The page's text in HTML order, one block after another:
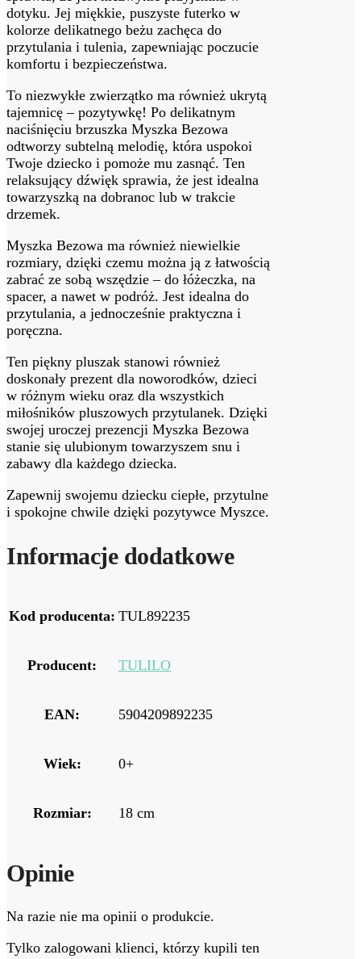
dotyku. Jej miękkie, puszyste futerko w
kolorze delikatnego beżu zachęca do
przytulania i tulenia, zapewniając poczucie
komfortu i bezpieczeństwa.
To niezwykłe zwierzątko ma również ukrytą
tajemnicę – pozytywkę! Po delikatnym
naciśnięciu brzuszka Myszka Bezowa
odtworzy subtelną melodię, która uspokoi
Twoje dziecko i pomoże mu zasnąć. Ten
relaksujący dźwięk sprawia, że jest idealna
towarzyszką na dobranoc lub w trakcie
drzemek.
Myszka Bezowa ma również niewielkie
rozmiary, dzięki czemu można ją z łatwością
zabrać ze sobą wszędzie – do łóżeczka, na
spacer, a nawet w podróż. Jest idealna do
przytulania, a jednocześnie praktyczna i
poręczna.
Ten piękny pluszak stanowi również
doskonały prezent dla noworodków, dzieci
w różnym wieku oraz dla wszystkich
miłośników pluszowych przytulanek. Dzięki
swojej uroczej prezencji Myszka Bezowa
stanie się ulubionym towarzyszem snu i
zabawy dla każdego dziecka.
Zapewnij swojemu dziecku ciepłe, przytulne
i spokojne chwile dzięki pozytywce Myszce.
Informacje dodatkowe
Kod producenta: TUL892235
Producent: TULILO
EAN: 5904209892235
Wiek: 0+
Rozmiar: 18 cm
Opinie
Na razie nie ma opinii o produkcie.
Tylko zalogowani klienci, którzy kupili ten